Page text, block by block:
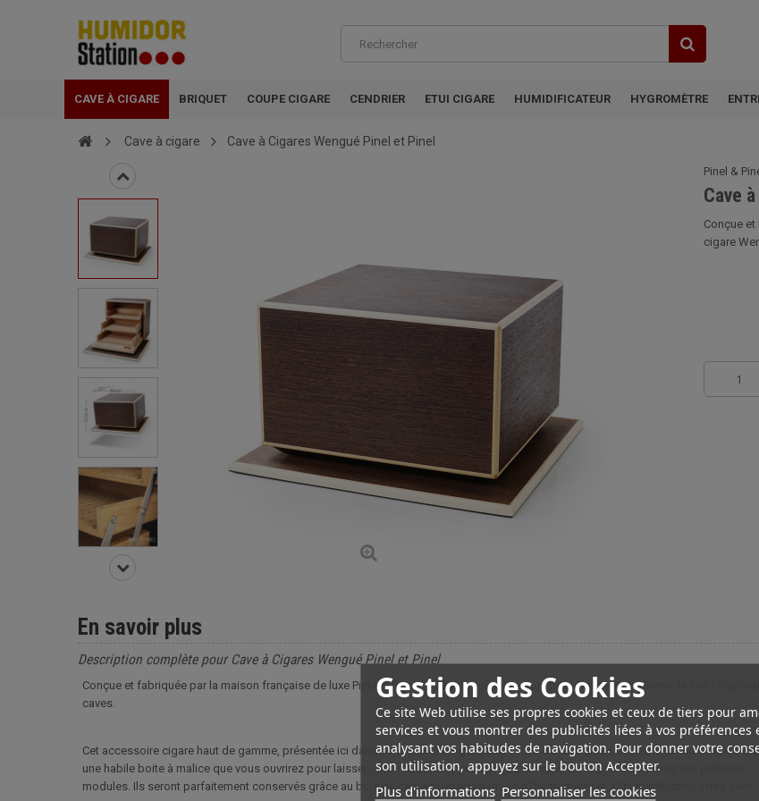
CAVE À CIGARE BRIQUET COUPE CIGARE CENDRIER ETUI CIGARE HUMIDIFICATEUR HYGROMÈTRE
Gestion des Cookies
Ce site Web utilise ses propres cookies et ceux de tiers pour
services et vous montrer des publicités liées à vos préférences
analysant vos habitudes de navigation. Pour donner votre
son utilisation, appuyez sur le bouton Accepter.
Plus d'informations Personnaliser les cookies
Cave à cigare Cave à Cigares Wengué Pinel et Pinel
Pinel &
Cave
Conçue
cigare
1
En savoir plus
Description complète pour Cave à Cigares Wengué Pinel et Pinel
Conçue et fabriquée par la maison française de luxe Pinel et Pinel, la cave à cigare Wengué peut être perçue comme la Rolls Royce
caves.
Cet accessoire cigare haut de gamme, présentée ici dans sa version Wengué (disponible dans d'autres couleurs sur notre site), est
une habile boite à malice que vous ouvrirez pour laisser apparaître trois plateaux qui présenteront élégamment tous vos précieux
modules. Ils seront parfaitement conservés grâce au bois de cèdre mais aussi grâce à l'hygromètre et à l'humidificateur livrés avec.